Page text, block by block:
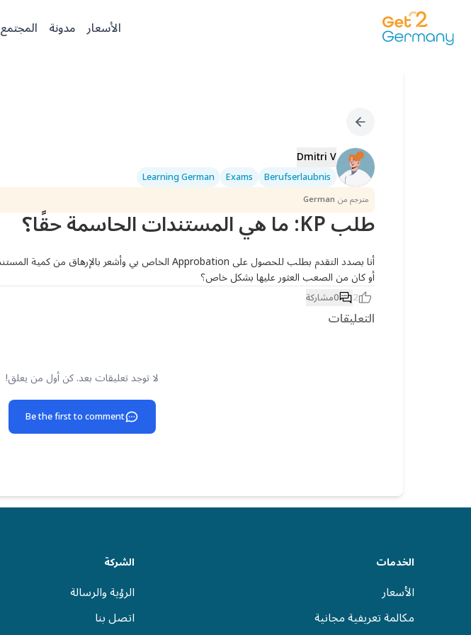
الأسعار مدونة المجتمع
Dmitri V
Berufserlaubnis
Exams
Learning German
مترجم من German
طلب KP: ما هي المستندات الحاسمة حقًا؟
أو كان من الصعب العثور عليها بشكل خاص؟
2
0مشاركة
التعليقات
لا توجد تعليقات بعد. كن أول من يعلق!
Be the first to comment
الخدمات
الأسعار
مكالمة تعريفية مجانية
الشركة
الرؤية والرسالة
اتصل بنا